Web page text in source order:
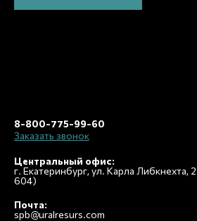
8-800-775-99-60
Заказать звонок
Центральный офис:
г. Екатеринбург, ул. Карла Либкнехта,
604)
Почта:
spb@uralresurs.com